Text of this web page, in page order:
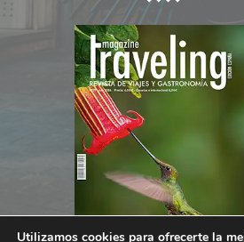
Utilizamos cookies para ofrecerte la